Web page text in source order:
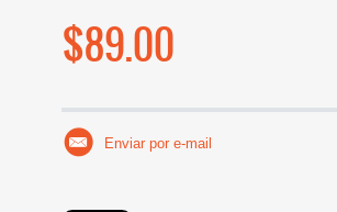
$89.00
Enviar por e-mail